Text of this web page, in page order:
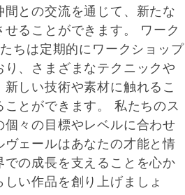
との交流を通じて、新たな
ることができます。 ワーク
ちは定期的にワークショップ
、さまざまなテクニックや
しい技術や素材に触れるこ
とができます。 私たちのス
々の目標やレベルに合わせ
ェールはあなたの才能と情
の成長を支えることを心か
い作品を創り上げましょ